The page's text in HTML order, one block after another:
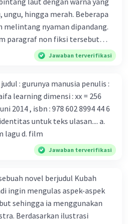
untuk Infeksi dan
Druce, menyatakan mereka
versi laboratorium dari
uji coba. Tanggapan
tersebut adalah ... A.
menemukan vaksin virus
segera mempelajari virus
besar bagi kesehatan dunia
cepat. C. Masyarakat perlu
dalam menghadapi
mulai menyebar di Indonesia,
besar bagi kesehatan
hingga merah. Beberapa
nyaman dipandang.
paragraf non fiksi tersebut
D. penyajian alur cerita
Jawaban terverifikasi
602 8994 44 6
untuk teks ulasan.... a.
lagu d. film
Jawaban terverifikasi
novel berjudul Kubah
ingin mengulas aspek-aspek
sehingga ia menggunakan